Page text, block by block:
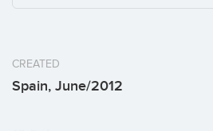
CREATED
Spain, June/2012